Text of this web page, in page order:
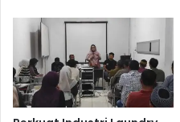
m
h
a
m
m
F
t
e
c
h